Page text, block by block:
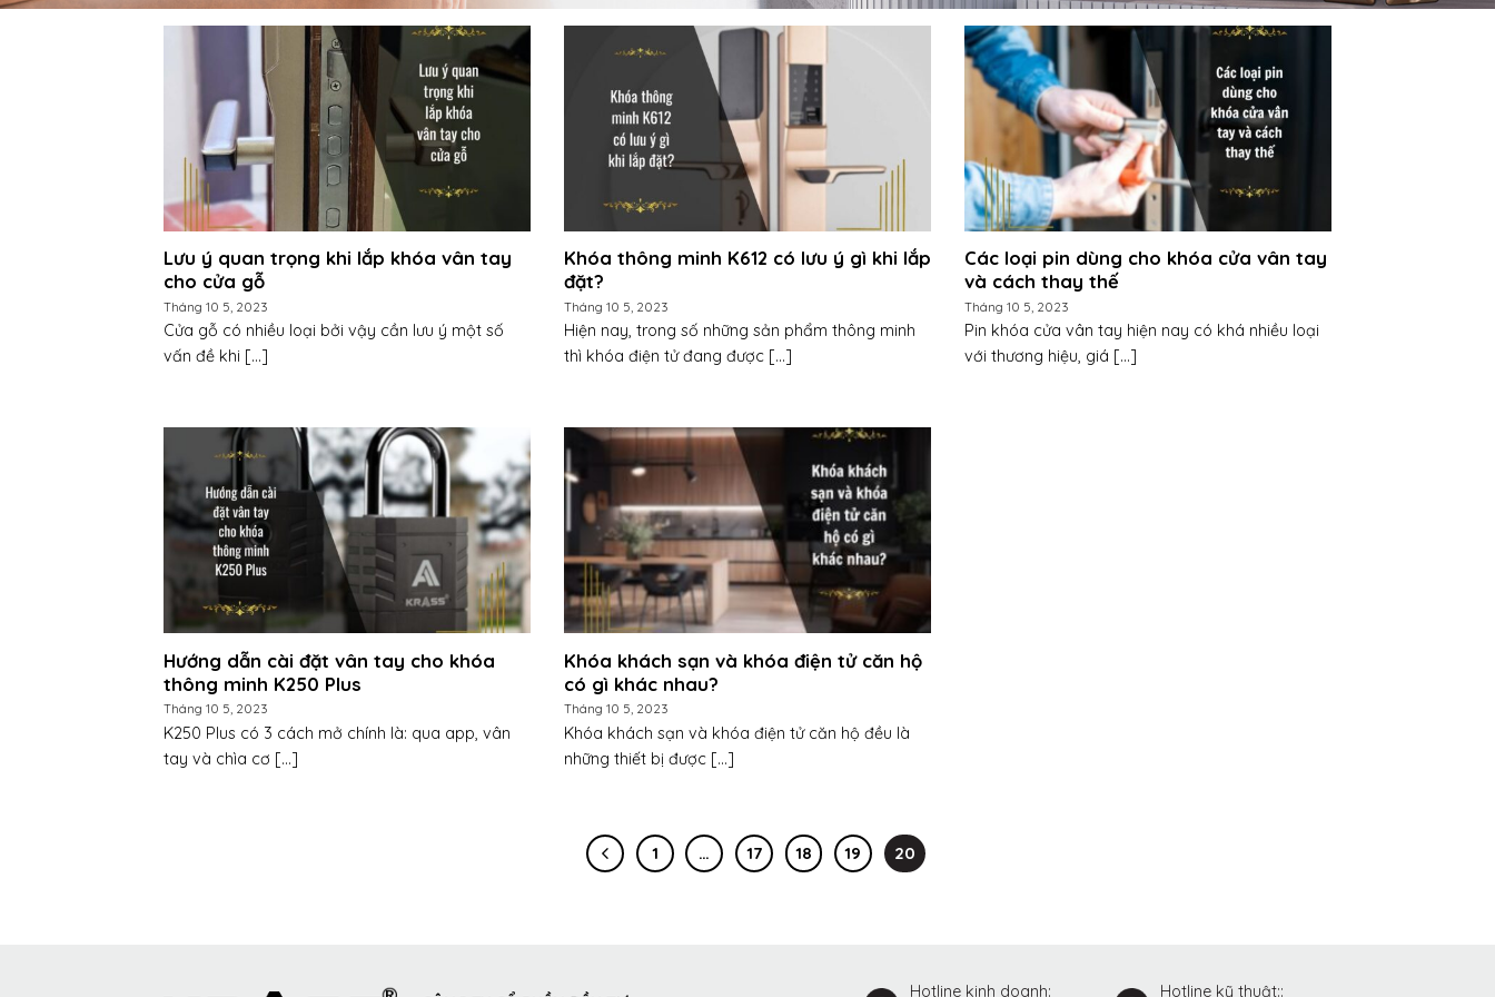
Lưu ý quan trọng khi lắp khóa vân tay
cho cửa gỗ
Tháng 10 5, 2023
Cửa gỗ có nhiều loại bởi vậy cần lưu ý một số
vấn đề khi [...]
Khóa thông minh K612 có lưu ý gì khi lắp
đặt?
Tháng 10 5, 2023
Hiện nay, trong số những sản phẩm thông minh
thì khóa điện tử đang được [...]
Các loại pin dùng cho khóa cửa vân tay
và cách thay thế
Tháng 10 5, 2023
Pin khóa cửa vân tay hiện nay có khá nhiều loại
với thương hiệu, giá [...]
Hướng dẫn cài đặt vân tay cho khóa
thông minh K250 Plus
Tháng 10 5, 2023
K250 Plus có 3 cách mở chính là: qua app, vân
tay và chìa cơ [...]
Khóa khách sạn và khóa điện tử căn hộ
có gì khác nhau?
Tháng 10 5, 2023
Khóa khách sạn và khóa điện tử căn hộ đều là
những thiết bị được [...]
1 … 17 18 19 20
Hotline kinh doanh:
Hotline kỹ thuật::